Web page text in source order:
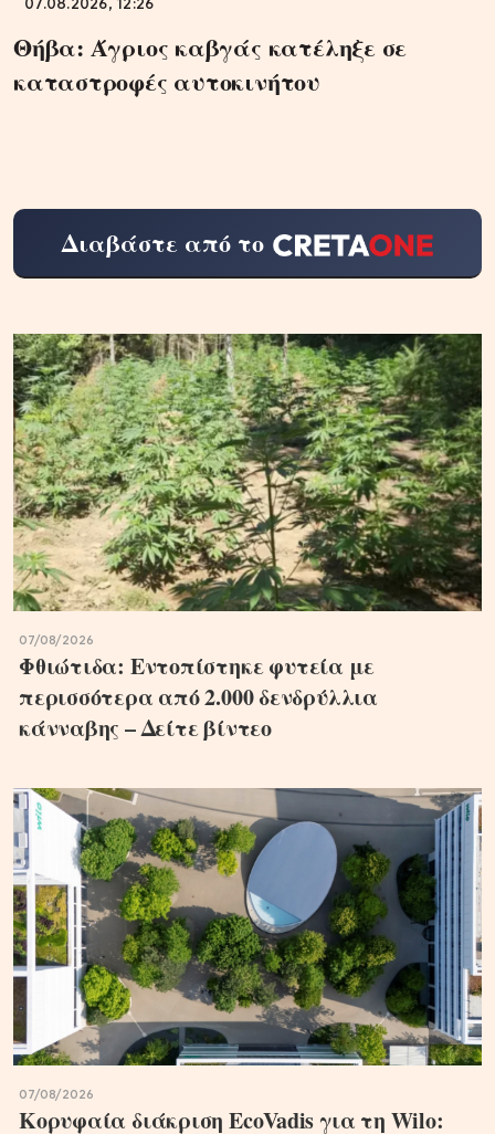
07.08.2026, 12:26
Θήβα: Άγριος καβγάς κατέληξε σε
καταστροφές αυτοκινήτου
Διαβάστε από το
07/08/2026
Φθιώτιδα: Εντοπίστηκε φυτεία με
περισσότερα από 2.000 δενδρύλλια
κάνναβης – Δείτε βίντεο
07/08/2026
Κορυφαία διάκριση EcoVadis για τη Wilo: